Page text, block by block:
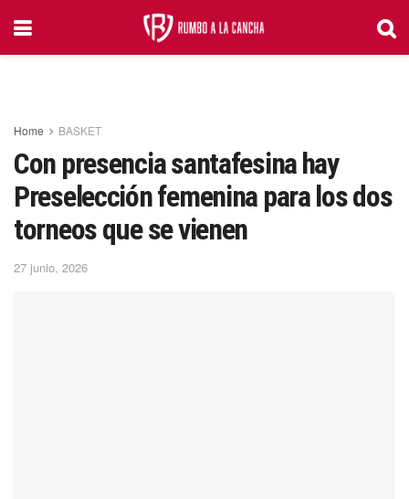
Home BASKET
Con presencia santafesina hay
Preselección femenina para los dos
torneos que se vienen
27 junio, 2026